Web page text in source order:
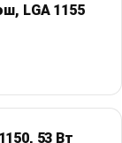
LGA 1155
53 Вт